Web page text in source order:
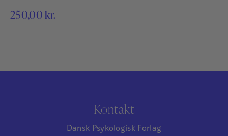
hos småbørn. Det har afgørende betydning for børns fremtid,
250,00 kr.
Kontakt
Dansk Psykologisk Forlag